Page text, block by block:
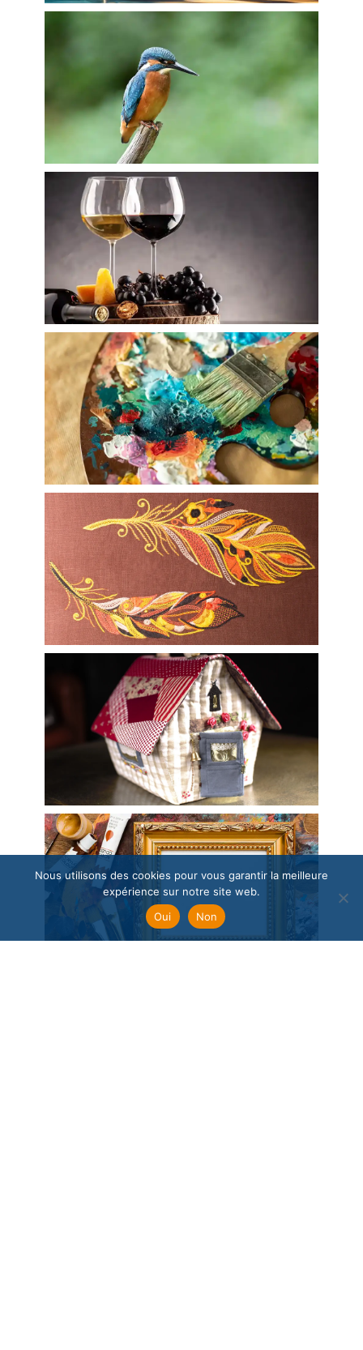
Nous utilisons des cookies pour vous garantir la meilleure
expérience sur notre site web.
Oui
Non